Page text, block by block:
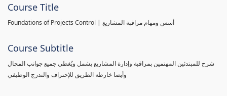
Course Title
Foundations of Projects Control | أسس ومهام مراقبة المشاريع
Course Subtitle
شرح للمبتدئين المهتمين بمراقبة وإدارة المشاريع يشمل ويُغطي جميع جوانب المجال
وأيضا خارطة الطريق للإحتراف والتدرج الوظيفي